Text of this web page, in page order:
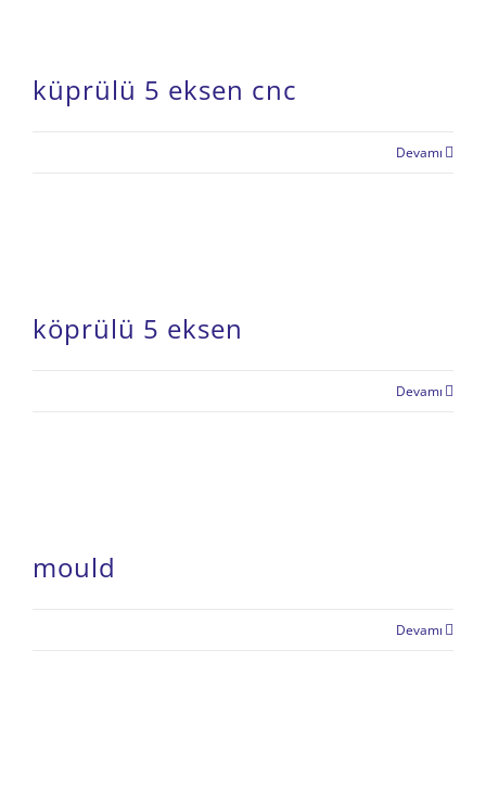
küprülü 5 eksen cnc
Devamı
köprülü 5 eksen
Devamı
mould
Devamı